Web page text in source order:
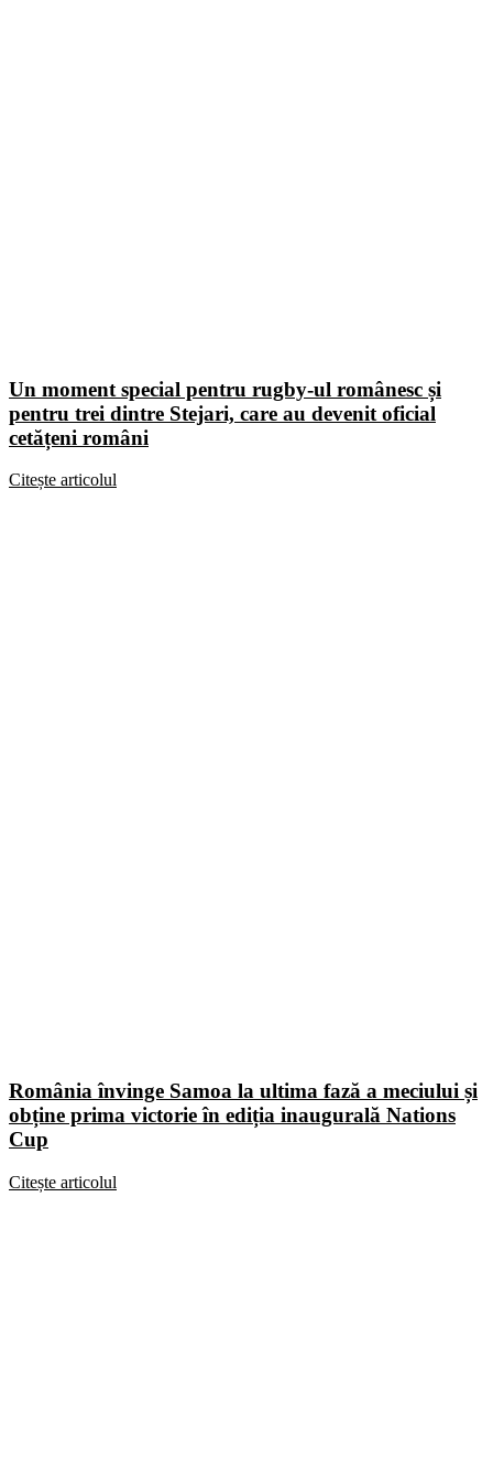
Un moment special pentru rugby-ul românesc și
pentru trei dintre Stejari, care au devenit oficial
cetățeni români
Citește articolul
România învinge Samoa la ultima fază a meciului și
obține prima victorie în ediția inaugurală Nations
Cup
Citește articolul